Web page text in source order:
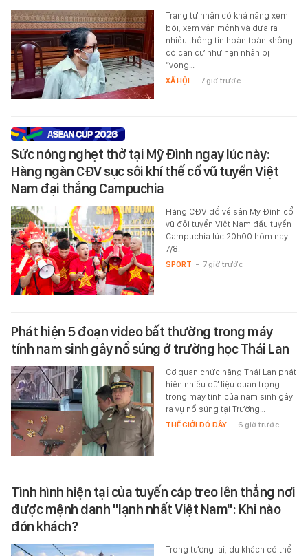
Trang tự nhận có khả năng xem
bói, xem vận mệnh và đưa ra
nhiều thông tin hoàn toàn không
có căn cứ như nạn nhân bị
“vong…
XÃ HỘI - 7 giờ trước
Sức nóng nghẹt thở tại Mỹ Đình ngay lúc này:
Hàng ngàn CĐV sục sôi khí thế cổ vũ tuyển Việt
Nam đại thắng Campuchia
Hàng CĐV đổ về sân Mỹ Đình cổ
vũ đội tuyển Việt Nam đấu tuyển
Campuchia lúc 20h00 hôm nay
7/8.
SPORT - 7 giờ trước
Phát hiện 5 đoạn video bất thường trong máy
tính nam sinh gây nổ súng ở trường học Thái Lan
Cơ quan chức năng Thái Lan phát
hiện nhiều dữ liệu quan trọng
trong máy tính của nam sinh gây
ra vụ nổ súng tại Trường…
THẾ GIỚI ĐÓ ĐÂY - 6 giờ trước
Tình hình hiện tại của tuyến cáp treo lên thẳng nơi
được mệnh danh "lạnh nhất Việt Nam": Khi nào
đón khách?
Trong tương lai, du khách có thể